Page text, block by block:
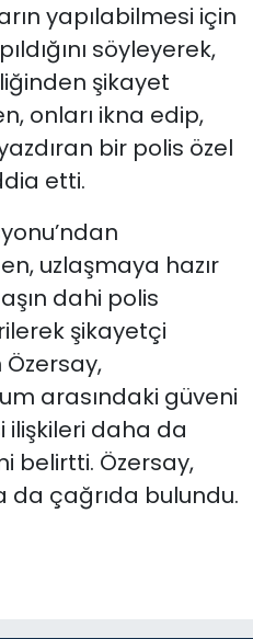
yapılabilmesi için
söyleyerek,
şikayet
onları ikna edip,
bir polis özel
etti.
uzlaşmaya hazır
dahi polis
şikayetçi
Özersay,
arasındaki güveni
ilişkileri daha da
belirtti. Özersay,
da çağrıda bulundu.